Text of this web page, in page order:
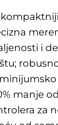
i
manje
za